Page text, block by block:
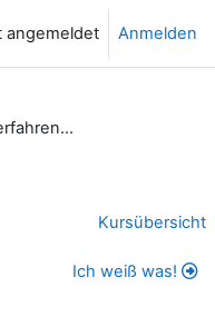
angemeldet Anmelden
Kursübersicht
Ich weiß was!